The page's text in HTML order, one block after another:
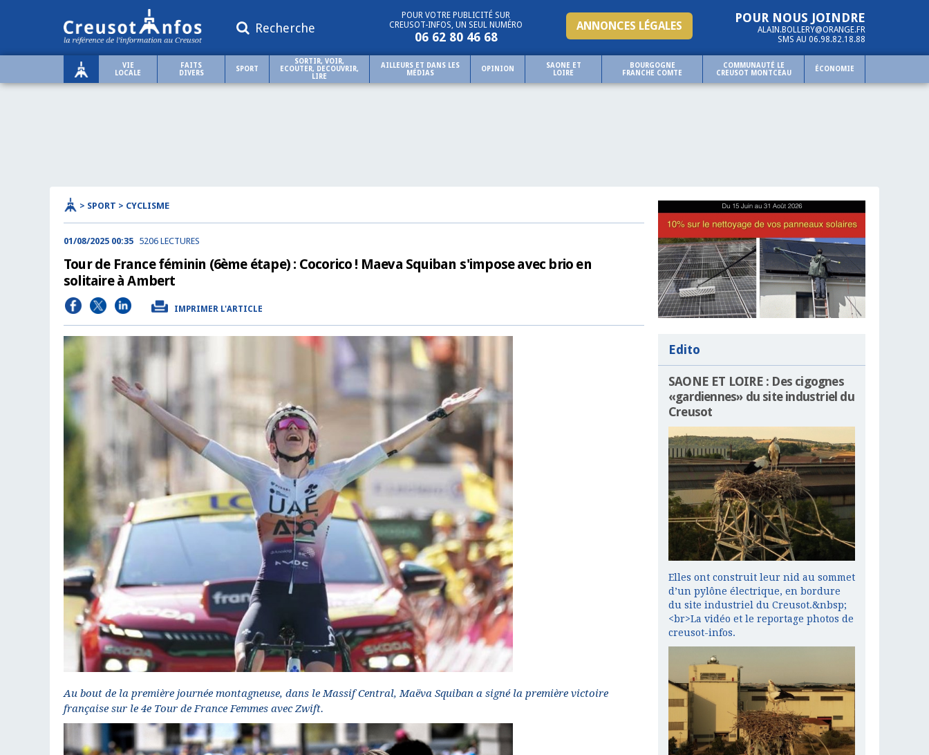
Recherche
POUR NOUS JOINDRE
ALAIN.BOLLERY@ORANGE.FR
SMS AU 06.98.82.18.88
ANNONCES LÉGALES
POUR VOTRE PUBLICITÉ SUR
CREUSOT-INFOS, UN SEUL NUMÉRO
06 62 80 46 68
VIE
LOCALE
FAITS
DIVERS
SPORT
SORTIR, VOIR,
ECOUTER, DECOUVRIR,
LIRE
AILLEURS ET DANS LES
MÉDIAS
OPINION
SAONE ET
LOIRE
BOURGOGNE
FRANCHE COMTE
COMMUNAUTÉ LE
CREUSOT MONTCEAU
ÉCONOMIE
> SPORT > CYCLISME
01/08/2025 00:35 5206 LECTURES
Tour de France féminin (6ème étape) : Cocorico ! Maeva Squiban s'impose avec brio en
solitaire à Ambert
IMPRIMER L'ARTICLE
Au bout de la première journée montagneuse, dans le Massif Central, Maëva Squiban a signé la première victoire
française sur le 4e Tour de France Femmes avec Zwift.
Edito
SAONE ET LOIRE : Des cigognes
«gardiennes» du site industriel du
Creusot
Elles ont construit leur nid au sommet
d’un pylône électrique, en bordure
du site industriel du Creusot.&nbsp;
<br>La vidéo et le reportage photos de
creusot-infos.